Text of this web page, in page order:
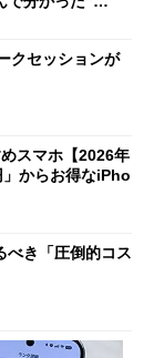
クセッションが
スマホ【2026年
からお得なiPho
べき「圧倒的コス